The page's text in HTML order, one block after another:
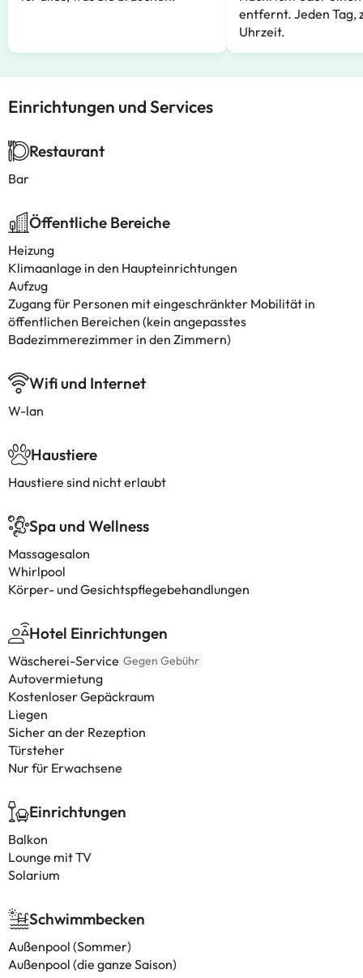
entfernt. Jeden Tag,
Uhrzeit.
Einrichtungen und Services
Restaurant
Bar
Öffentliche Bereiche
Heizung
Klimaanlage in den Haupteinrichtungen
Aufzug
Zugang für Personen mit eingeschränkter Mobilität in
öffentlichen Bereichen (kein angepasstes
Badezimmerezimmer in den Zimmern)
Wifi und Internet
W-lan
Haustiere
Haustiere sind nicht erlaubt
Spa und Wellness
Massagesalon
Whirlpool
Körper- und Gesichtspflegebehandlungen
Hotel Einrichtungen
Wäscherei-Service Gegen Gebühr
Autovermietung
Kostenloser Gepäckraum
Liegen
Sicher an der Rezeption
Türsteher
Nur für Erwachsene
Einrichtungen
Balkon
Lounge mit TV
Solarium
Schwimmbecken
Außenpool (Sommer)
Außenpool (die ganze Saison)